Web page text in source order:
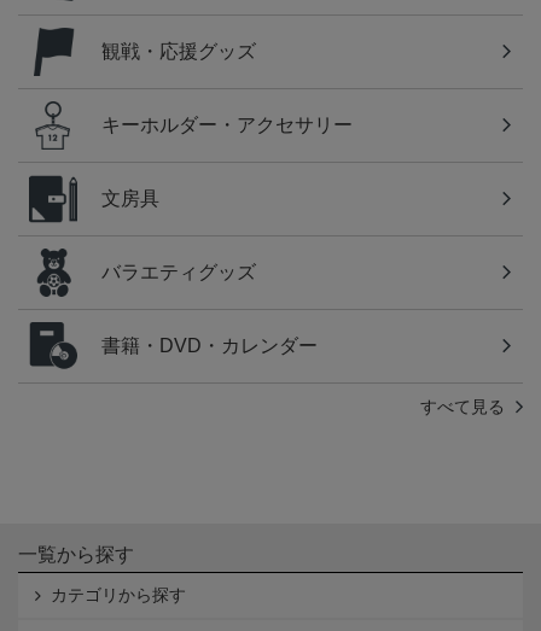
観戦・応援グッズ
キーホルダー・アクセサリー
文房具
バラエティグッズ
書籍・DVD・カレンダー
すべて見る
一覧から探す
カテゴリから探す